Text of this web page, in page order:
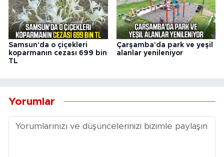
Samsun'da o çiçekleri
koparmanın cezası 699 bin
TL
Çarşamba'da park ve yeşil
alanlar yenileniyor
Yorumlar